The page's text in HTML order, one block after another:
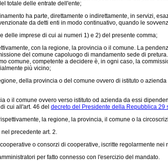
totale delle entrate dell'ente;
ha parte, direttamente o indirettamente, in servizi,
da detti enti in modo continuativo, quando le
imprese di cui ai numeri 1) e 2) del presente comma;
con la regione, la provincia o il comune. La
del comune capoluogo di mandamento sede di
comune, competente a decidere è, in ogni caso, la
più vicino;
della provincia o del comune ovvero di istituto o
il comune ovvero verso istituto od azienda da essi
cui all'art. 46 del decreto del Presidente della Repubblica 29
la regione, la provincia, il comune o la
precedente art. 2.
o consorzi di cooperative, iscritte regolarmente nei
per fatto connesso con l'esercizio del mandato.